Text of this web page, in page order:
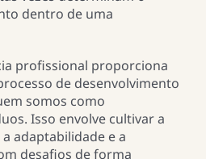
dentro de uma
profissional proporciona
de desenvolvimento
somos como
Isso envolve cultivar a
adaptabilidade e a
desafios de forma